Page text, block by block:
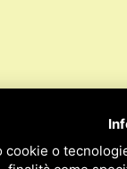
ITALY
o